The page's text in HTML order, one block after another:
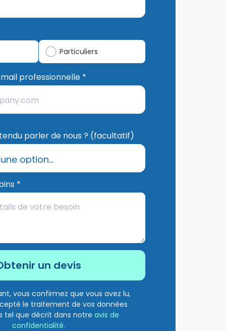
Particuliers
professionnelle *
parler de nous ? (facultatif)
*
vous confirmez que vous avez lu,
le traitement de vos données
tel que décrit dans notreavis de
confidentialité.